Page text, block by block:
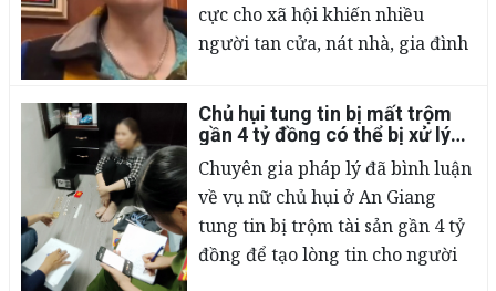
cực cho xã hội khiến nhiều
người tan cửa, nát nhà, gia đình
các hoạt động mê tín dị đoan
đồng bóng, bói toán là cần thiết
để xã hội văn minh hơn, phát
triển lành mạnh hơn
02/03/2023
Chủ hụi tung tin bị mất trộm
gần 4 tỷ đồng có thể bị xử lý
thế nào?
Chuyên gia pháp lý đã bình luận
về vụ nữ chủ hụi ở An Giang
tung tin bị trộm tài sản gần 4 tỷ
đồng để tạo lòng tin cho người